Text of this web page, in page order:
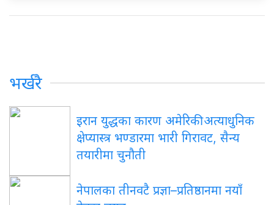
भर्खरै
इरान युद्धका कारण अमेरिकी अत्याधुनिक
क्षेप्यास्त्र भण्डारमा भारी गिरावट, सैन्य
तयारीमा चुनौती
नेपालका तीनवटै प्रज्ञा–प्रतिष्ठानमा नयाँ